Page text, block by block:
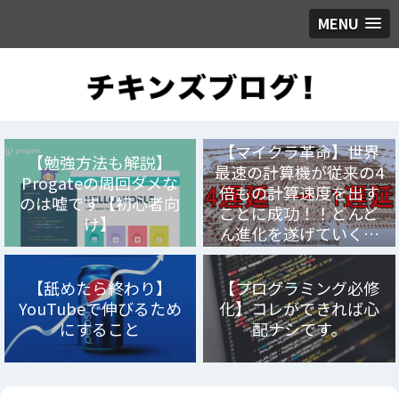
MENU
【勉強方法も解説】
Progateの周回ダメな
のは嘘です【初心者向
け】
【マイクラ革命】世界
最速の計算機が従来の4
倍もの計算速度を出す
ことに成功！！どんど
ん進化を遂げていく…
【舐めたら終わり】
YouTubeで伸びるため
にすること
【プログラミング必修
化】コレができれば心
配ナシです。